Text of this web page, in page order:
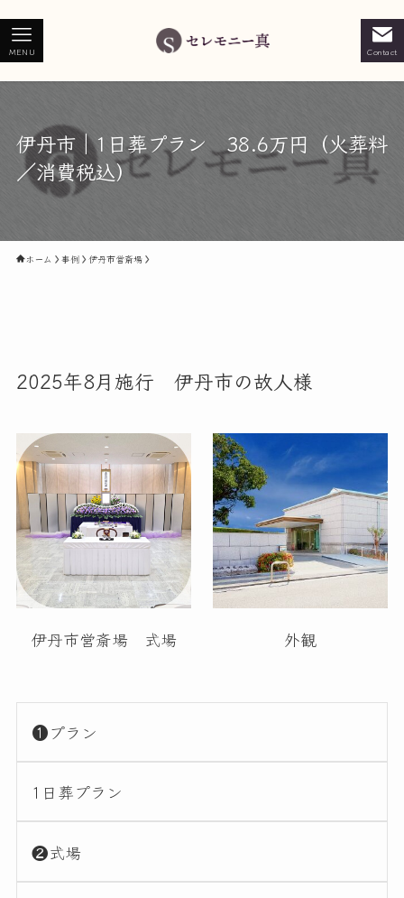
Contact
MENU
伊丹市｜1日葬プラン 38.6万円（火葬料
／消費税込）
ホーム 事例 伊丹市営斎場
2025年8月施行 伊丹市の故人様
伊丹市営斎場 式場 外観
❶プラン
1日葬プラン
❷式場